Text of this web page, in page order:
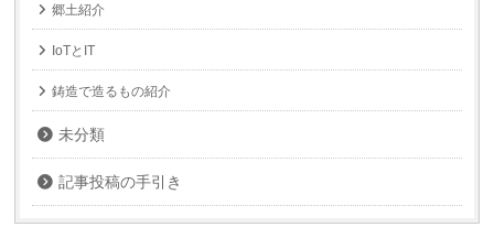
郷土紹介
IoTとIT
鋳造で造るもの紹介
未分類
記事投稿の手引き